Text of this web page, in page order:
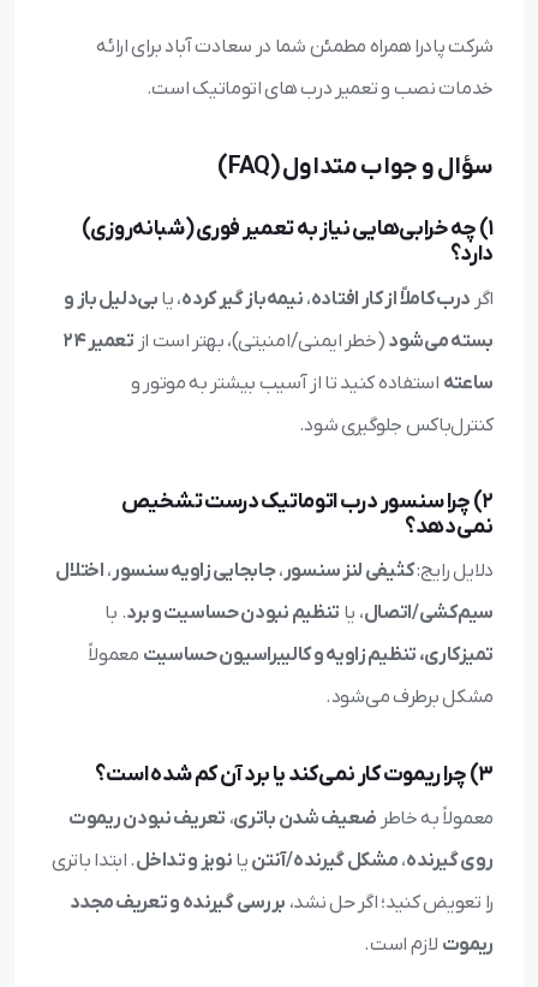
شرکت پادرا همراه مطمئن شما در سعادت آباد برای ارائه
خدمات نصب و تعمیر درب های اتوماتیک است.
سؤال و جواب متداول (FAQ)
1) چه خرابی‌هایی نیاز به تعمیر فوری (شبانه‌روزی)
دارد؟
اگر درب کاملاً از کار افتاده، نیمه‌باز گیر کرده، یا بی‌دلیل باز و
بسته می‌شود (خطر ایمنی/امنیتی)، بهتر است از
تعمیر ۲۴
ساعته استفاده کنید تا از آسیب بیشتر به موتور و
کنترل‌باکس جلوگیری شود.
2) چرا سنسور درب اتوماتیک درست تشخیص
نمی‌دهد؟
دلایل رایج:کثیفی لنز سنسور،جابجایی زاویه سنسور، اختلال
سیم‌کشی/اتصال، یا تنظیم نبودن حساسیت و برد. با
تمیزکاری، تنظیم زاویه و کالیبراسیون حساسیت معمولاً
مشکل برطرف می‌شود.
3) چرا ریموت کار نمی‌کند یا برد آن کم شده است؟
معمولاً به خاطر ضعیف شدن باتری، تعریف نبودن ریموت
روی گیرنده، مشکل گیرنده/آنتن یا نویز و تداخل. ابتدا باتری
را تعویض کنید؛ اگر حل نشد، بررسی گیرنده و تعریف مجدد
ریموت لازم است.